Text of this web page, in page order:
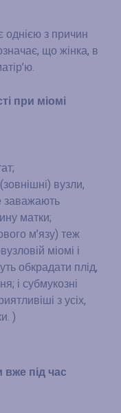
однією з причин
що жінка, в
при міомі
вузли,
заважають
матки;
м’язу) теж
міомі і
обкрадати плід,
і субмукозні
з усіх,
)
під час